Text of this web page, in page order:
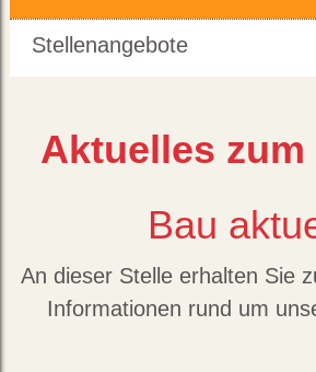
Stellenangebote
Aktuelles zum
Bau
An dieser Stelle erhalten Sie
Informationen rund um